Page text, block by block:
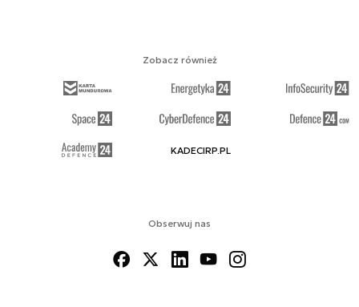
Obserwuj nas
Zobacz również
KADECIRP.PL